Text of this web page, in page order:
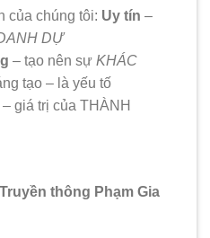
của chúng tôi: Uy tín –
DỰ
– tạo nên sựKHÁC
tạo – là yếu tố
giá trị của THÀNH
thông Phạm Gia